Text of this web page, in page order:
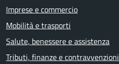
Imprese e commercio
Mobilità e trasporti
Salute, benessere e assistenza
Tributi, finanze e contravvenzioni